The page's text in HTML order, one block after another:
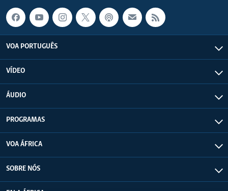
VOA PORTUGUÊS
VÍDEO
ÁUDIO
PROGRAMAS
VOA ÁFRICA
SOBRE NÓS